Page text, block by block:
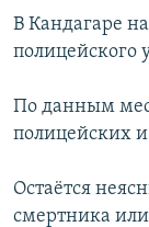
Вернутся
СЕВЕР.РЕАЛИИ
РАСПИСАНИЕ
В Кандагаре
полицейского
По данным
полицейских
Остаётся
смертника